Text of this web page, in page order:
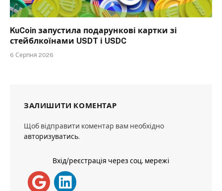
KuCoin запустила подарункові картки зі
стейблкоїнами USDT і USDC
6 Серпня 2026
ЗАЛИШИТИ КОМЕНТАР
Щоб відправити коментар вам необхідно
авторизуватись.
Вхід/реєстрація через соц. мережі